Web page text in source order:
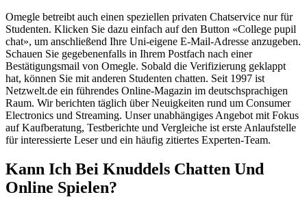
Omegle betreibt auch einen speziellen privaten Chatservice nur für
Studenten. Klicken Sie dazu einfach auf den Button «College pupil
chat», um anschließend Ihre Uni-eigene E-Mail-Adresse anzugeben.
Schauen Sie gegebenenfalls in Ihrem Postfach nach einer
Bestätigungsmail von Omegle. Sobald die Verifizierung geklappt
hat, können Sie mit anderen Studenten chatten. Seit 1997 ist
Netzwelt.de ein führendes Online-Magazin im deutschsprachigen
Raum. Wir berichten täglich über Neuigkeiten rund um Consumer
Electronics und Streaming. Unser unabhängiges Angebot mit Fokus
auf Kaufberatung, Testberichte und Vergleiche ist erste Anlaufstelle
für interessierte Leser und ein häufig zitiertes Experten-Team.
Kann Ich Bei Knuddels Chatten Und
Online Spielen?